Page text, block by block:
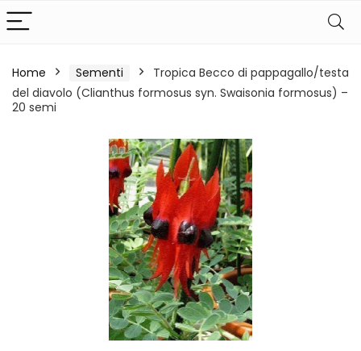
Home Sementi
Tropica Becco di pappagallo/testa
del diavolo (Clianthus formosus syn. Swaisonia formosus) –
20 semi